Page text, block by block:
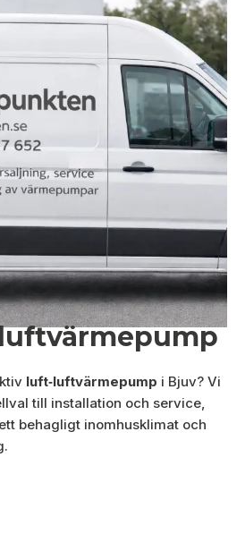
luft‑luftvärmepump i Bjuv? Vi
till installation och service,
behagligt inomhusklimat och